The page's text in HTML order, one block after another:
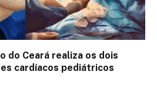
do Ceará realiza os dois
cardíacos pediátricos